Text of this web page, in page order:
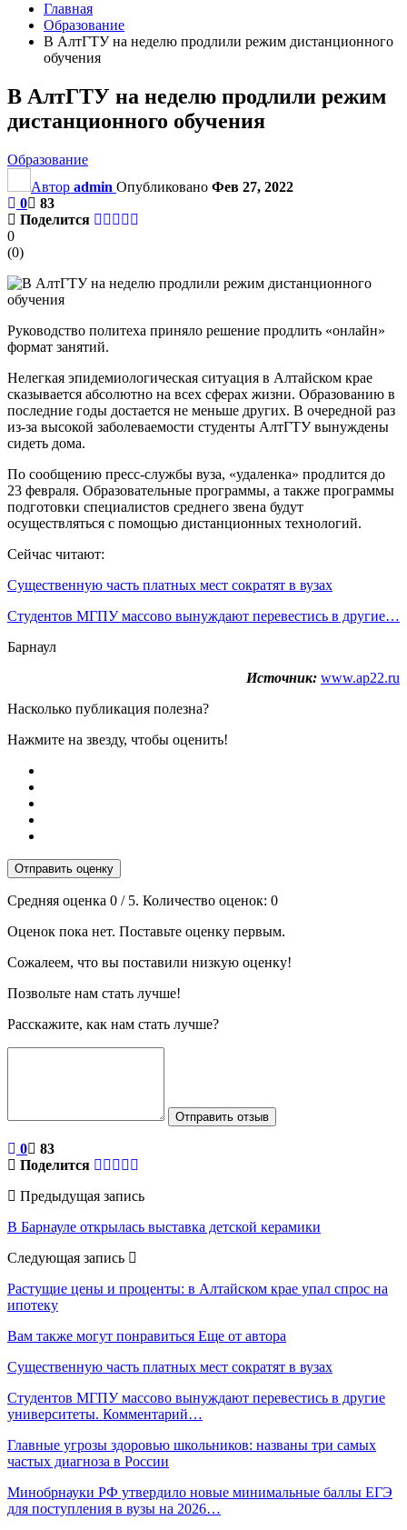
Главная
Образование
В АлтГТУ на неделю продлили режим дистанционного
обучения
В АлтГТУ на неделю продлили режим
дистанционного обучения
Образование
Автор admin Опубликовано Фев 27, 2022
0
83
Поделится
0
(0)
Руководство политеха приняло решение продлить «онлайн»
формат занятий.
Нелегкая эпидемиологическая ситуация в Алтайском крае
сказывается абсолютно на всех сферах жизни. Образованию в
последние годы достается не меньше других. В очередной раз
из-за высокой заболеваемости студенты АлтГТУ вынуждены
сидеть дома.
По сообщению пресс-службы вуза, «удаленка» продлится до
23 февраля. Образовательные программы, а также программы
подготовки специалистов среднего звена будут
осуществляться с помощью дистанционных технологий.
Сейчас читают:
Существенную часть платных мест сократят в вузах
Студентов МГПУ массово вынуждают перевестись в другие…
Барнаул
Источник: www.ap22.ru
Насколько публикация полезна?
Нажмите на звезду, чтобы оценить!
Отправить оценку
Средняя оценка 0 / 5. Количество оценок: 0
Оценок пока нет. Поставьте оценку первым.
Сожалеем, что вы поставили низкую оценку!
Позвольте нам стать лучше!
Расскажите, как нам стать лучше?
Отправить отзыв
0
83
Поделится
Предыдущая запись
В Барнауле открылась выставка детской керамики
Следующая запись
Растущие цены и проценты: в Алтайском крае упал спрос на
ипотеку
Вам также могут понравиться Еще от автора
Существенную часть платных мест сократят в вузах
Студентов МГПУ массово вынуждают перевестись в другие
университеты. Комментарий…
Главные угрозы здоровью школьников: названы три самых
частых диагноза в России
Минобрнауки РФ утвердило новые минимальные баллы ЕГЭ
для поступления в вузы на 2026…